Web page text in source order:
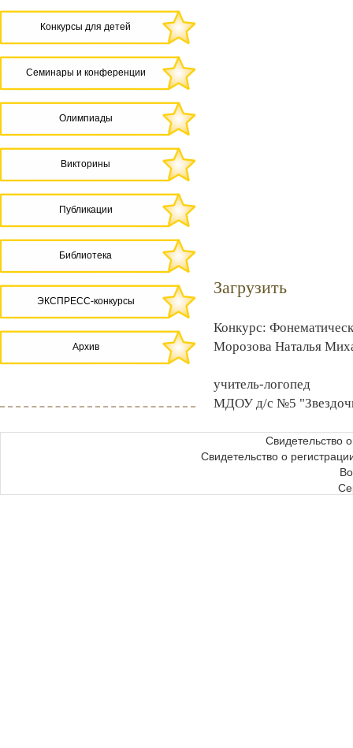
Конкурсы для детей
Семинары и конференции
Олимпиады
Викторины
Публикации
Библиотека
ЭКСПРЕСС-конкурсы
Архив
Загрузить
Конкурс:
Морозова Наталья
учитель-логопед
МДОУ д/с №5
Свидетельство
Свидетельство о